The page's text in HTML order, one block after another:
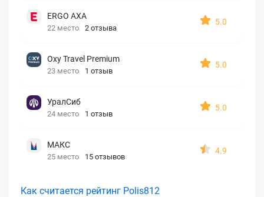
ERGO AXA
22 место 2 отзыва
5.0
Oxy Travel Premium
23 место 1 отзыв
5.0
УралСиб
24 место 1 отзыв
5.0
МАКС
25 место 15 отзывов
4.9
Как считается рейтинг Polis812